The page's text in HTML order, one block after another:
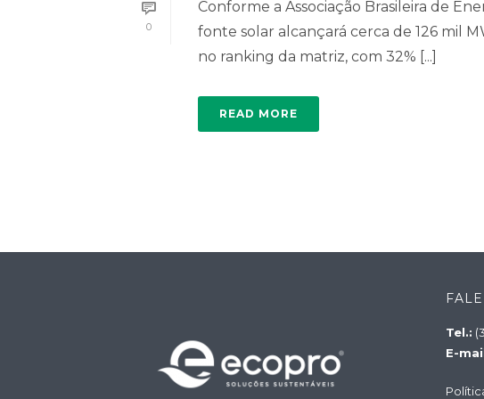
0
Conforme a Associação Brasileira de
fonte solar alcançará cerca de 126 mil
no ranking da matriz, com 32% [...]
READ MORE
Tel.:
E-